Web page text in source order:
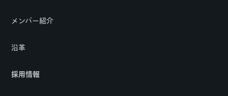
メンバー紹介
沿革
採用情報